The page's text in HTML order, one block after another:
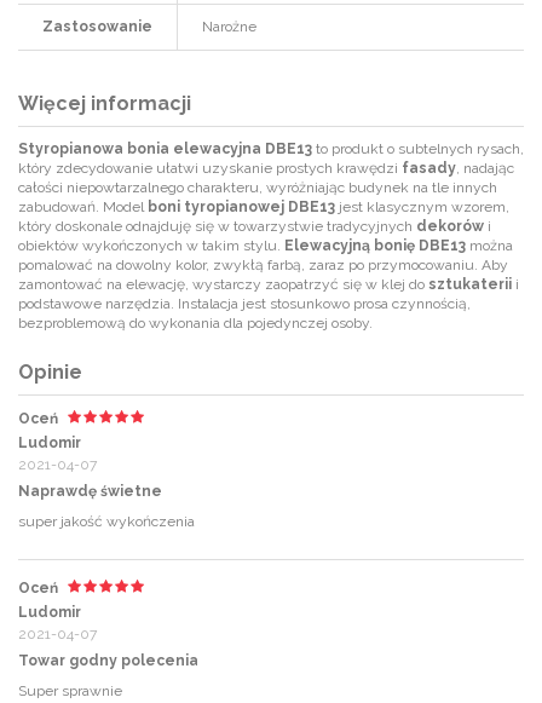
Zastosowanie Narożne
Więcej informacji
Styropianowa bonia elewacyjna DBE13 to produkt o subtelnych rysach,
który zdecydowanie ułatwi uzyskanie prostych krawędzi fasady, nadając
całości niepowtarzalnego charakteru, wyróżniając budynek na tle innych
zabudowań. Model boni tyropianowej DBE13 jest klasycznym wzorem,
który doskonale odnajduję się w towarzystwie tradycyjnych dekorów i
obiektów wykończonych w takim stylu. Elewacyjną bonię DBE13 można
pomalować na dowolny kolor, zwykłą farbą, zaraz po przymocowaniu. Aby
zamontować na elewację, wystarczy zaopatrzyć się w klej do sztukaterii i
podstawowe narzędzia. Instalacja jest stosunkowo prosa czynnością,
bezproblemową do wykonania dla pojedynczej osoby.
Opinie
Oceń
Ludomir
2021-04-07
Naprawdę świetne
super jakość wykończenia
Oceń
Ludomir
2021-04-07
Towar godny polecenia
Super sprawnie